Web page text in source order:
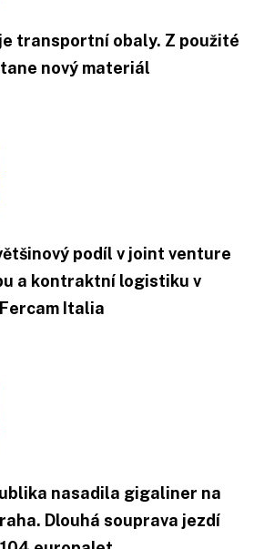
transportní obaly. Z použité
nový materiál
podíl v joint venture
a kontraktní logistiku v
Italia
nasadila gigaliner na
Dlouhá souprava jezdí